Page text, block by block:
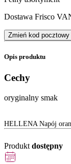
Dostawa Frisco
Zmień kod pocztowy
Opis produktu
Cechy
oryginalny smak
HELLENA Napój
Produkt dostępny